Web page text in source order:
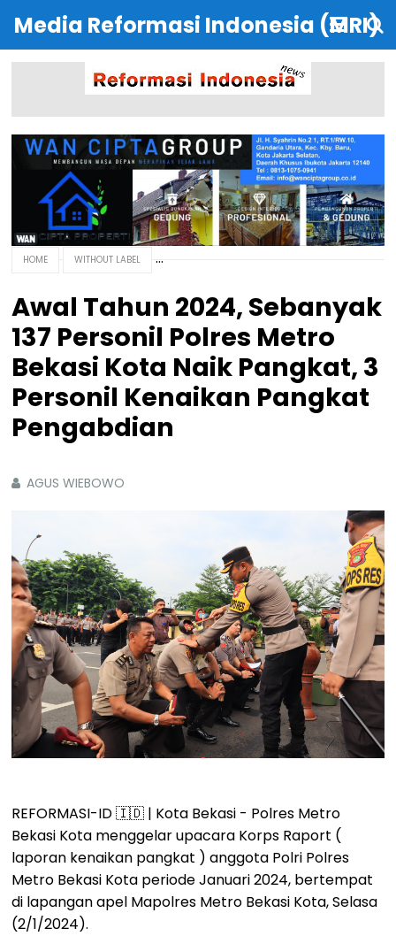
Media Reformasi Indonesia (MRI)
HOME WITHOUT LABEL
Awal Tahun 2024, Sebanyak
137 Personil Polres Metro
Bekasi Kota Naik Pangkat, 3
Personil Kenaikan Pangkat
Pengabdian
AGUS WIEBOWO
REFORMASI-ID 🇮🇩 | Kota Bekasi - Polres Metro
Bekasi Kota menggelar upacara Korps Raport (
laporan kenaikan pangkat ) anggota Polri Polres
Metro Bekasi Kota periode Januari 2024, bertempat
di lapangan apel Mapolres Metro Bekasi Kota, Selasa
(2/1/2024).